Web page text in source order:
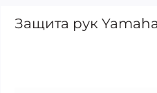
Защита рук